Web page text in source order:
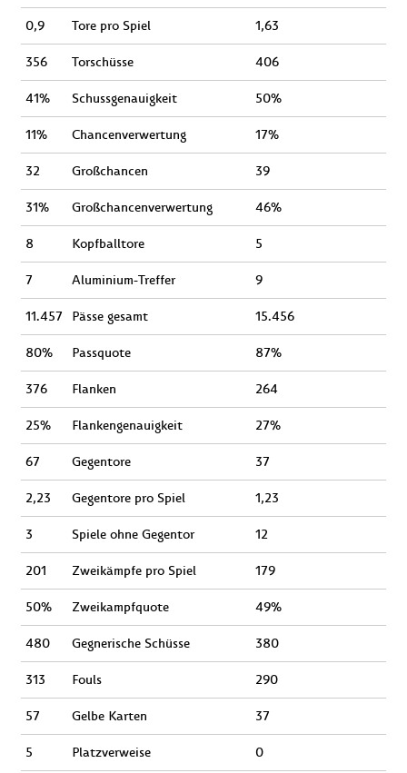
0,9 Tore pro Spiel 1,63
356 Torschüsse 406
41% Schussgenauigkeit 50%
11% Chancenverwertung 17%
32 Großchancen 39
31% Großchancenverwertung 46%
8 Kopfballtore 5
7 Aluminium-Treffer 9
11.457 Pässe gesamt 15.456
80% Passquote 87%
376 Flanken 264
25% Flankengenauigkeit 27%
67 Gegentore 37
2,23 Gegentore pro Spiel 1,23
3 Spiele ohne Gegentor 12
201 Zweikämpfe pro Spiel 179
50% Zweikampfquote 49%
480 Gegnerische Schüsse 380
313 Fouls 290
57 Gelbe Karten 37
5 Platzverweise 0